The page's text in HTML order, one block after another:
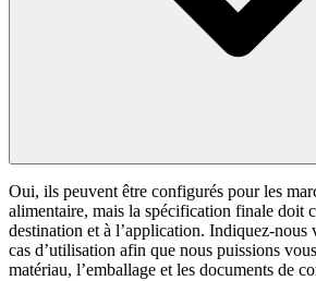
Oui, ils peuvent être configurés pour les
alimentaire, mais la spécification finale doit
destination et à l’application. Indiquez-nous
cas d’utilisation afin que nous puissions
matériau, l’emballage et les documents de